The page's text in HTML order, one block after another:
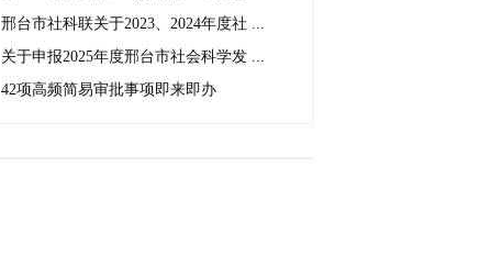
邢台市社科联关于2023、2024年度社 ...
关于申报2025年度邢台市社会科学发 ...
42项高频简易审批事项即来即办